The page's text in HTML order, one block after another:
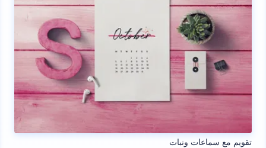
تقويم مع سماعات ونبات